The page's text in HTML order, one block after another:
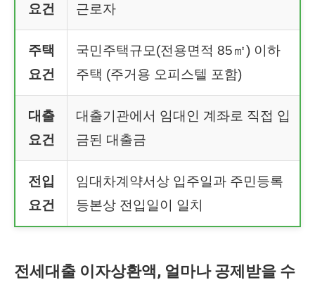
요건
근로자
주택
요건
국민주택규모(전용면적 85㎡) 이하
주택 (주거용 오피스텔 포함)
대출
요건
대출기관에서 임대인 계좌로 직접 입
금된 대출금
전입
요건
임대차계약서상 입주일과 주민등록
등본상 전입일이 일치
전세대출 이자상환액, 얼마나 공제받을 수